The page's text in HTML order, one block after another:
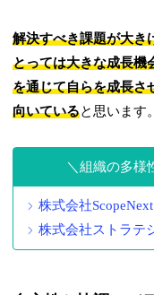
解決すべき課題が大き
とっては大きな成長機
を通じて自らを成長さ
向いていると思います。
組織の多様
株式会社ScopeNext
株式会社ストラテ